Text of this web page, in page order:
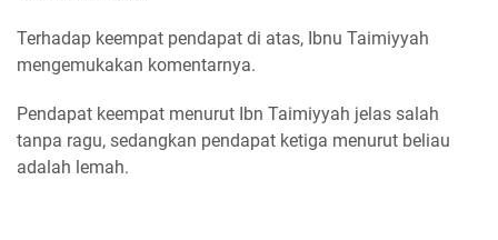
Terhadap keempat pendapat di atas, Ibnu Taimiyyah
mengemukakan komentarnya.
Pendapat keempat menurut Ibn Taimiyyah jelas salah
tanpa ragu, sedangkan pendapat ketiga menurut beliau
adalah lemah.